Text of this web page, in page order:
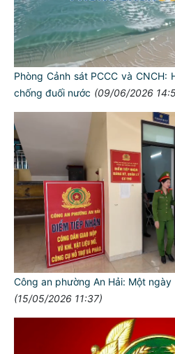
Phòng Cảnh sát PCCC và
chống đuối nước (09/06/2026
Công an phường An Hải: Một
(15/05/2026 11:37)